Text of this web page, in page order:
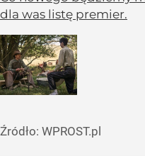
dla was listę premier.
Źródło: WPROST.pl